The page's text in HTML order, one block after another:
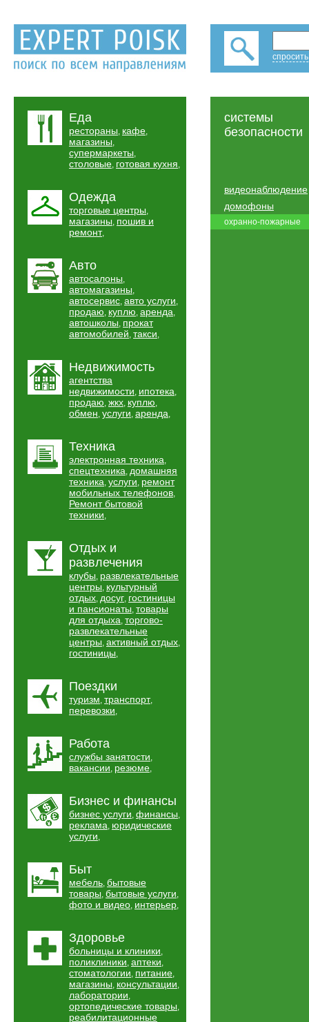
Еда
рестораны, кафе,
магазины,
супермаркеты,
столовые, готовая кухня,
Одежда
торговые центры,
магазины, пошив и
ремонт,
Авто
автосалоны,
автомагазины,
автосервис, авто услуги,
продаю, куплю, аренда,
автошколы, прокат
автомобилей, такси,
Недвижимость
агентства
недвижимости, ипотека,
продаю, жкх, куплю,
обмен, услуги, аренда,
Техника
электронная техника,
спецтехника, домашняя
техника, услуги, ремонт
мобильных телефонов,
Ремонт бытовой
техники,
Отдых и
развлечения
клубы, развлекательные
центры, культурный
отдых, досуг, гостиницы
и пансионаты, товары
для отдыха, торгово-
развлекательные
центры, активный отдых,
гостиницы,
Поездки
туризм, транспорт,
перевозки,
Работа
службы занятости,
вакансии, резюме,
Бизнес и финансы
бизнес услуги, финансы,
реклама, юридические
услуги,
Быт
мебель, бытовые
товары, бытовые услуги,
фото и видео, интерьер,
Здоровье
больницы и клиники,
поликлиники, аптеки,
стоматологии, питание,
магазины, консультации,
лаборатории,
ортопедические товары,
реабилитационные
системы
безопасности
видеонаблюдение
домофоны
охранно-пожарные